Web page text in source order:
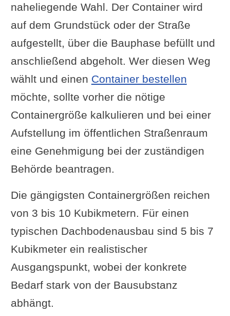
naheliegende Wahl. Der Container wird
auf dem Grundstück oder der Straße
aufgestellt, über die Bauphase befüllt und
anschließend abgeholt. Wer diesen Weg
wählt und einen Container bestellen
möchte, sollte vorher die nötige
Containergröße kalkulieren und bei einer
Aufstellung im öffentlichen Straßenraum
eine Genehmigung bei der zuständigen
Behörde beantragen.
Die gängigsten Containergrößen reichen
von 3 bis 10 Kubikmetern. Für einen
typischen Dachbodenausbau sind 5 bis 7
Kubikmeter ein realistischer
Ausgangspunkt, wobei der konkrete
Bedarf stark von der Bausubstanz
abhängt.